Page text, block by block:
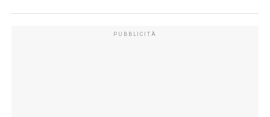
PUBBLICITÀ